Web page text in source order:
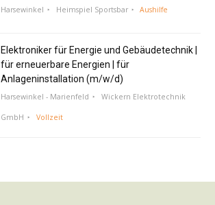
Harsewinkel Heimspiel Sportsbar Aushilfe
Elektroniker für Energie und Gebäudetechnik |
für erneuerbare Energien | für
Anlageninstallation (m/w/d)
Harsewinkel - Marienfeld Wickern Elektrotechnik
GmbH Vollzeit